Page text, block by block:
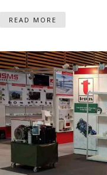
READ MORE